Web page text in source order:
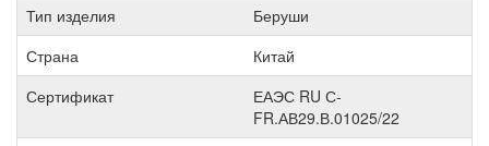
Тип изделия
Беруши
Страна
Китай
Сертификат
ЕАЭС RU С-
FR.АВ29.В.01025/22